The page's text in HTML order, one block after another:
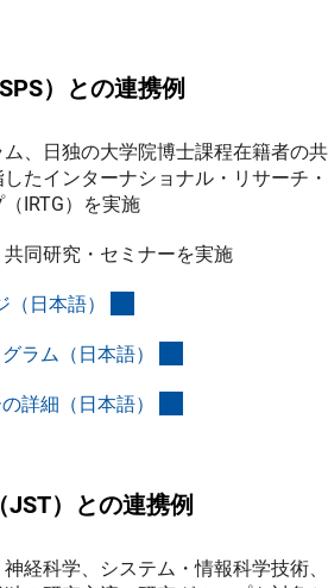
）との連携例
、日独の大学院博士課程在籍者の共
たインターナショナル・リサーチ・
IRTG）を実施
同研究・セミナーを実施
（日本語）
ラム（日本語）
詳細（日本語）
）との連携例
経科学、システム・情報科学技術、